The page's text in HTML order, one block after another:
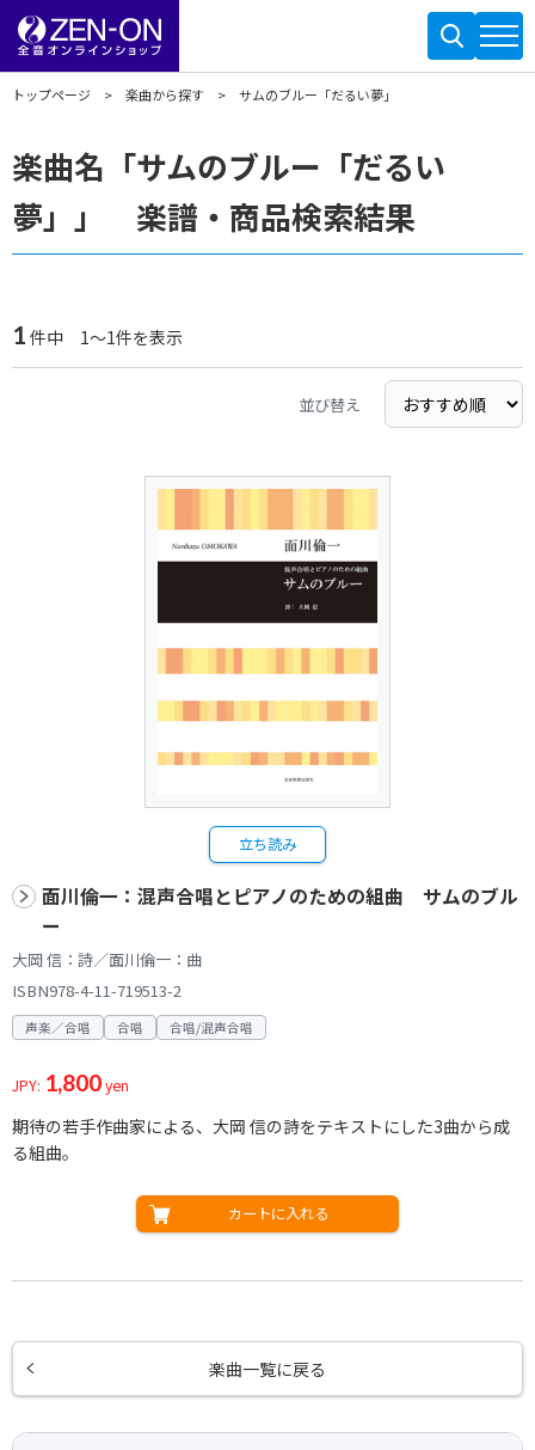
トップページ 楽曲から探す サムのブルー「だるい夢」
楽曲名「サムのブルー「だるい
夢」」 楽譜・商品検索結果
1 件中 1～1件を表示
並び替え
立ち読み
面川倫一：混声合唱とピアノのための組曲 サムのブル
ー
大岡 信：詩／面川倫一：曲
ISBN978-4-11-719513-2
声楽／合唱 合唱 合唱/混声合唱
JPY: 1,800yen
期待の若手作曲家による、大岡 信の詩をテキストにした3曲から成
る組曲。
カートに入れる
楽曲一覧に戻る